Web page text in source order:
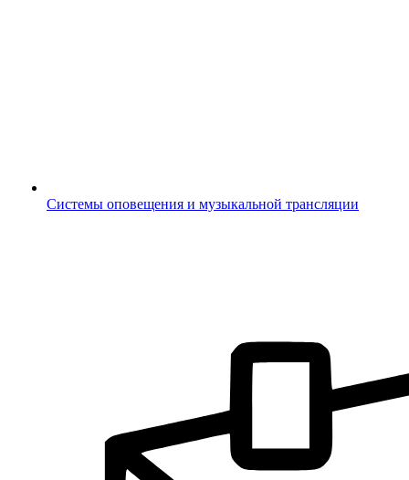
Системы оповещения и музыкальной трансляции